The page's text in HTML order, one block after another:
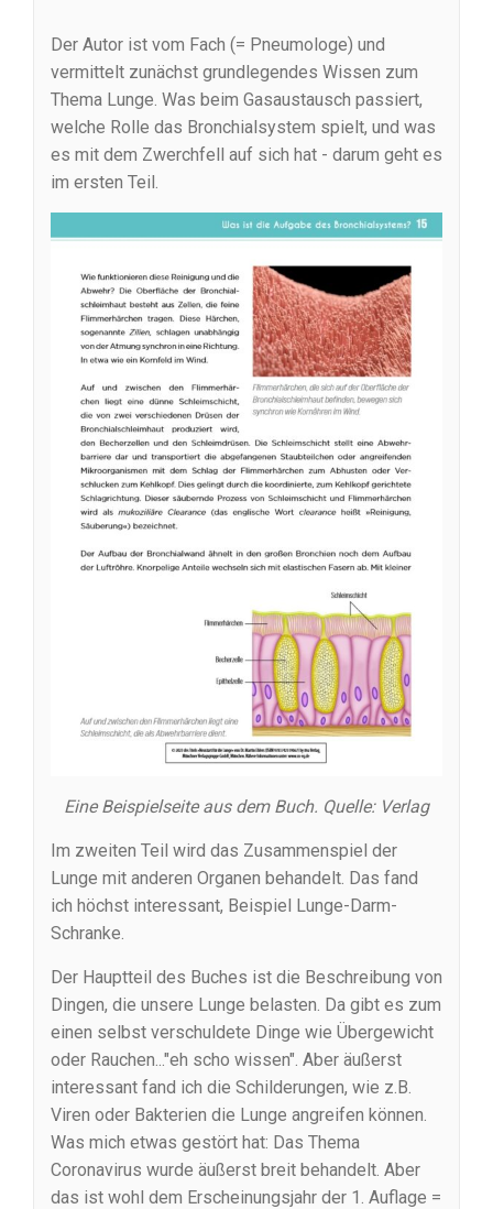
Der Autor ist vom Fach (= Pneumologe) und
vermittelt zunächst grundlegendes Wissen zum
Thema Lunge. Was beim Gasaustausch passiert,
welche Rolle das Bronchialsystem spielt, und was
es mit dem Zwerchfell auf sich hat - darum geht es
im ersten Teil.
Eine Beispielseite aus dem Buch. Quelle: Verlag
Im zweiten Teil wird das Zusammenspiel der
Lunge mit anderen Organen behandelt. Das fand
ich höchst interessant, Beispiel Lunge-Darm-
Schranke.
Der Hauptteil des Buches ist die Beschreibung von
Dingen, die unsere Lunge belasten. Da gibt es zum
einen selbst verschuldete Dinge wie Übergewicht
oder Rauchen..."eh scho wissen". Aber äußerst
interessant fand ich die Schilderungen, wie z.B.
Viren oder Bakterien die Lunge angreifen können.
Was mich etwas gestört hat: Das Thema
Coronavirus wurde äußerst breit behandelt. Aber
das ist wohl dem Erscheinungsjahr der 1. Auflage =